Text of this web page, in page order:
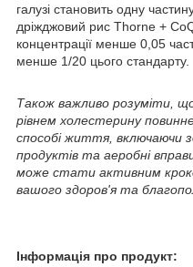
галузі становить одну
дріжджовий рис Thorne +
концентрації менше 0,05
менше 1/20 цього стандарту.
Також важливо розуміти,
рівнем холестерину
способі життя, включаючи
продуктів та аеробні
може стати активним
вашого здоров'я та
Інформація про продукт: